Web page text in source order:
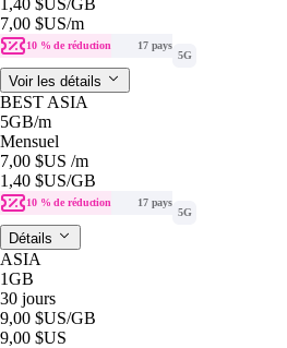
7,00 $US/m
10 % de réduction
17 pays
5G
Voir les détails
BEST ASIA
5GB/m
Mensuel
7,00 $US /m
1,40 $US/GB
10 % de réduction
17 pays
5G
Détails
ASIA
1GB
30 jours
9,00 $US/GB
9,00 $US